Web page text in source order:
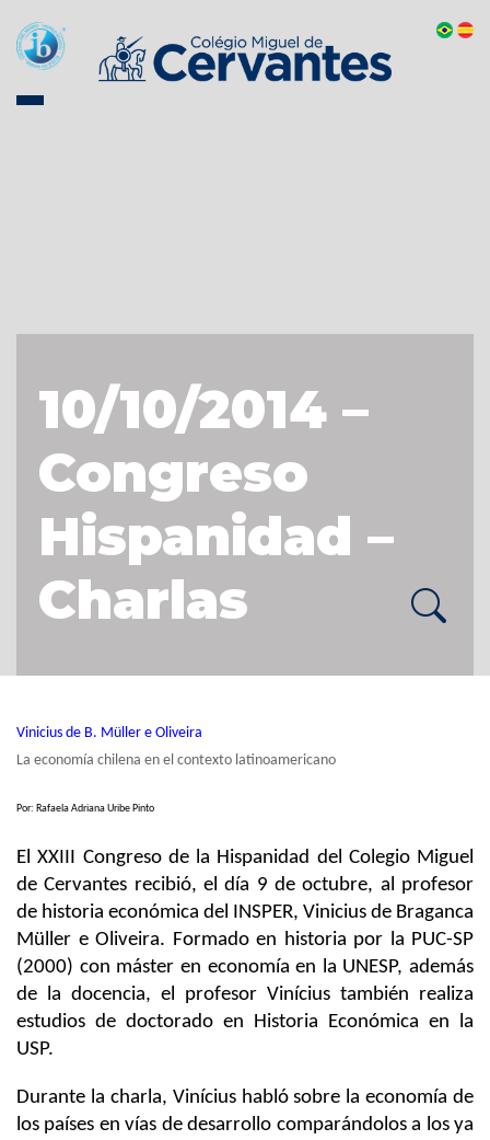
10/10/2014 –
Congreso
Hispanidad –
Charlas
Vinicius de B. Müller e Oliveira
La economía chilena en el contexto latinoamericano
Por: Rafaela Adriana Uribe Pinto
El XXIII Congreso de la Hispanidad del Colegio Miguel
de Cervantes recibió, el día 9 de octubre, al profesor
de historia económica del INSPER, Vinicius de Braganca
Müller e Oliveira. Formado en historia por la PUC-SP
(2000) con máster en economía en la UNESP, además
de la docencia, el profesor Vinícius también realiza
estudios de doctorado en Historia Económica en la
USP.
Durante la charla, Vinícius habló sobre la economía de
los países en vías de desarrollo comparándolos a los ya